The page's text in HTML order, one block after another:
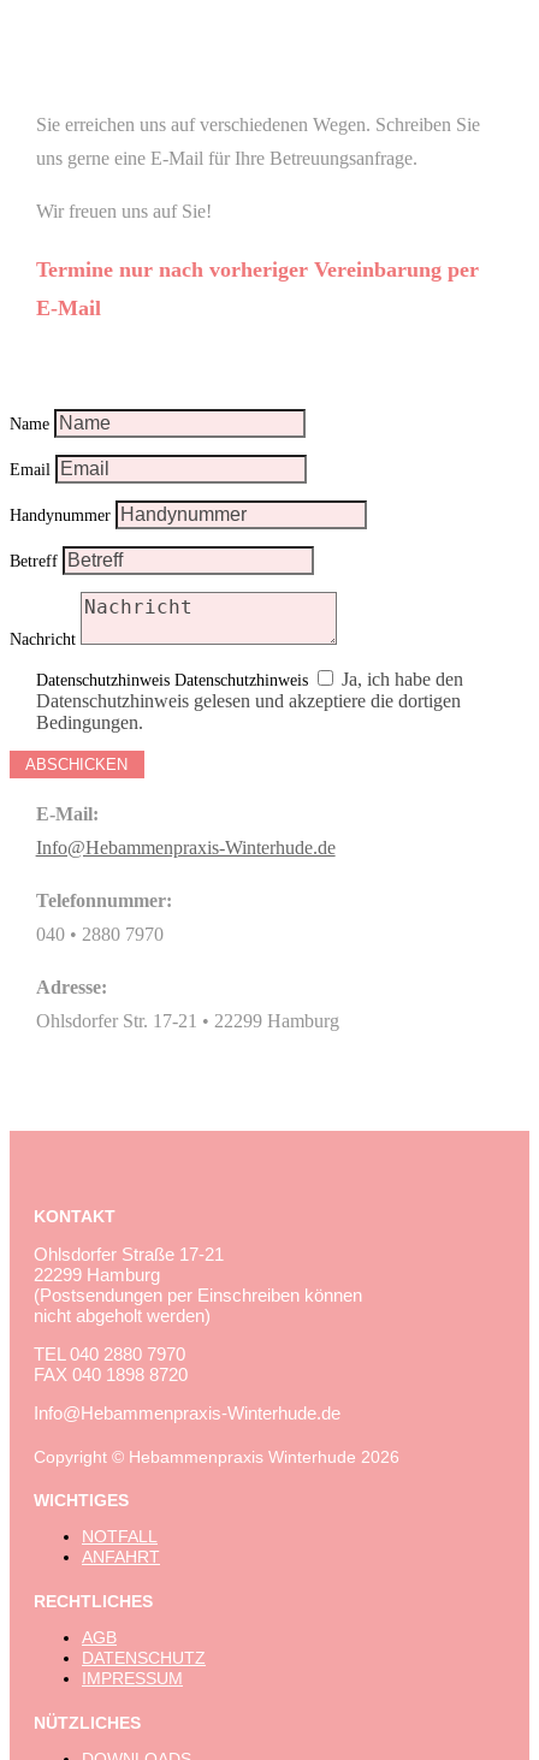
Sie erreichen uns auf verschiedenen Wegen. Schreiben Sie
uns gerne eine E-Mail für Ihre Betreuungsanfrage.
Wir freuen uns auf Sie!
Termine nur nach vorheriger Vereinbarung per
E-Mail
Name
Email
Handynummer
Betreff
Nachricht
Datenschutzhinweis Datenschutzhinweis
Ja, ich habe den
Datenschutzhinweis gelesen und akzeptiere die dortigen
Bedingungen.
ABSCHICKEN
E-Mail:
Info@Hebammenpraxis-Winterhude.de
Telefonnummer:
040 • 2880 7970
Adresse:
Ohlsdorfer Str. 17-21 • 22299 Hamburg
KONTAKT
Ohlsdorfer Straße 17-21
22299 Hamburg
(Postsendungen per Einschreiben können
nicht abgeholt werden)
TEL 040 2880 7970
FAX 040 1898 8720
Info@Hebammenpraxis-Winterhude.de
Copyright © Hebammenpraxis Winterhude 2026
WICHTIGES
NOTFALL
ANFAHRT
RECHTLICHES
AGB
DATENSCHUTZ
IMPRESSUM
NÜTZLICHES